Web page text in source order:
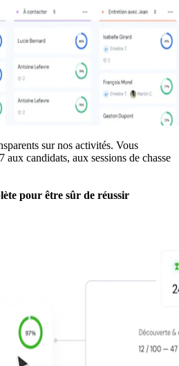
sur nos activités. Vous
aux candidats, aux sessions de chasse
pour être sûr de réussir